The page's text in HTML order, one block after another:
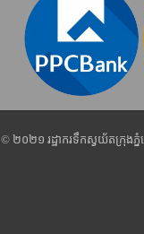
© ២០២១ រដ្ឋាករទឹកស្វយ័តក្រុងភ្